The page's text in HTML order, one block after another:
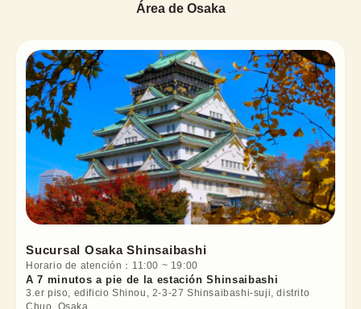
Área de Osaka
Sucursal Osaka Shinsaibashi
Horario de atención ： 11:00 ~ 19:00
A 7 minutos a pie de la estación Shinsaibashi
3.er piso, edificio Shinou, 2-3-27 Shinsaibashi-suji, distrito
Chuo, Osaka